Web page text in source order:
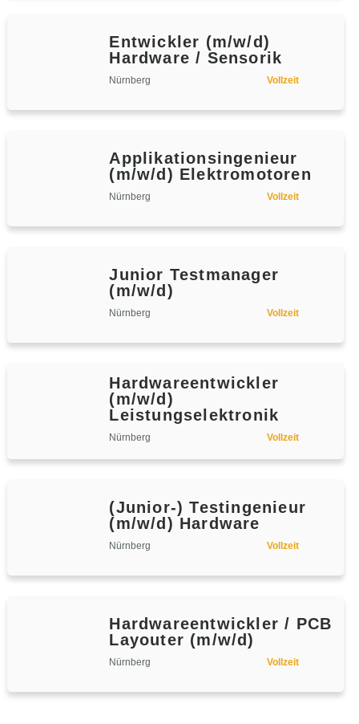
Entwickler (m/w/d)
Hardware / Sensorik
Nürnberg Vollzeit
Applikationsingenieur
(m/w/d) Elektromotoren
Nürnberg Vollzeit
Junior Testmanager
(m/w/d)
Nürnberg Vollzeit
Hardwareentwickler
(m/w/d)
Leistungselektronik
Nürnberg Vollzeit
(Junior-) Testingenieur
(m/w/d) Hardware
Nürnberg Vollzeit
Hardwareentwickler / PCB
Layouter (m/w/d)
Nürnberg Vollzeit